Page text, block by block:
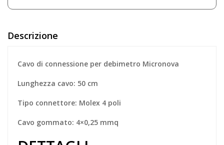
Descrizione
Cavo di connessione per debimetro Micronova
Lunghezza cavo: 50 cm
Tipo connettore: Molex 4 poli
Cavo gommato: 4×0,25 mmq